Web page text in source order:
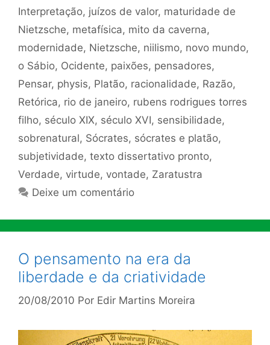
Interpretação, juízos de valor, maturidade de
Nietzsche, metafísica, mito da caverna,
modernidade, Nietzsche, niilismo, novo mundo,
o Sábio, Ocidente, paixões, pensadores,
Pensar, physis, Platão, racionalidade, Razão,
Retórica, rio de janeiro, rubens rodrigues torres
filho, século XIX, século XVI, sensibilidade,
sobrenatural, Sócrates, sócrates e platão,
subjetividade, texto dissertativo pronto,
Verdade, virtude, vontade, Zaratustra
Deixe um comentário
O pensamento na era da
liberdade e da criatividade
20/08/2010 Por Edir Martins Moreira